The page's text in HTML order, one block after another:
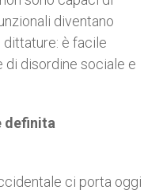
diventano
è facile
di disordine sociale e
definita
ci porta oggi